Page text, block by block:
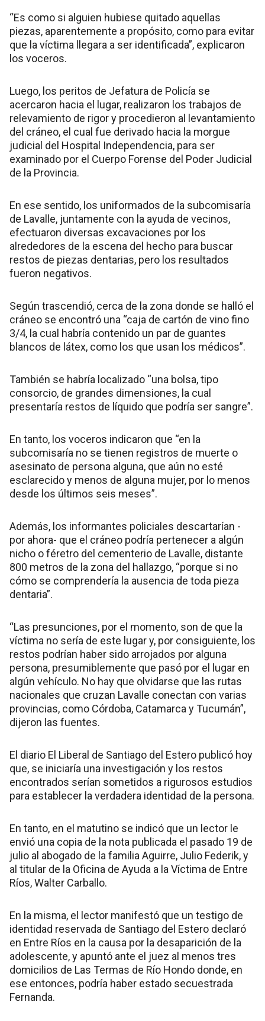
“Es como si alguien hubiese quitado aquellas
piezas, aparentemente a propósito, como para evitar
que la víctima llegara a ser identificada”, explicaron
los voceros.
Luego, los peritos de Jefatura de Policía se
acercaron hacia el lugar, realizaron los trabajos de
relevamiento de rigor y procedieron al levantamiento
del cráneo, el cual fue derivado hacia la morgue
judicial del Hospital Independencia, para ser
examinado por el Cuerpo Forense del Poder Judicial
de la Provincia.
En ese sentido, los uniformados de la subcomisaría
de Lavalle, juntamente con la ayuda de vecinos,
efectuaron diversas excavaciones por los
alrededores de la escena del hecho para buscar
restos de piezas dentarias, pero los resultados
fueron negativos.
Según trascendió, cerca de la zona donde se halló el
cráneo se encontró una “caja de cartón de vino fino
3/4, la cual habría contenido un par de guantes
blancos de látex, como los que usan los médicos”.
También se habría localizado “una bolsa, tipo
consorcio, de grandes dimensiones, la cual
presentaría restos de líquido que podría ser sangre”.
En tanto, los voceros indicaron que “en la
subcomisaría no se tienen registros de muerte o
asesinato de persona alguna, que aún no esté
esclarecido y menos de alguna mujer, por lo menos
desde los últimos seis meses”.
Además, los informantes policiales descartarían -
por ahora- que el cráneo podría pertenecer a algún
nicho o féretro del cementerio de Lavalle, distante
800 metros de la zona del hallazgo, “porque si no
cómo se comprendería la ausencia de toda pieza
dentaria”.
“Las presunciones, por el momento, son de que la
víctima no sería de este lugar y, por consiguiente, los
restos podrían haber sido arrojados por alguna
persona, presumiblemente que pasó por el lugar en
algún vehículo. No hay que olvidarse que las rutas
nacionales que cruzan Lavalle conectan con varias
provincias, como Córdoba, Catamarca y Tucumán”,
dijeron las fuentes.
El diario El Liberal de Santiago del Estero publicó hoy
que, se iniciaría una investigación y los restos
encontrados serían sometidos a rigurosos estudios
para establecer la verdadera identidad de la persona.
En tanto, en el matutino se indicó que un lector le
envió una copia de la nota publicada el pasado 19 de
julio al abogado de la familia Aguirre, Julio Federik, y
al titular de la Oficina de Ayuda a la Víctima de Entre
Ríos, Walter Carballo.
En la misma, el lector manifestó que un testigo de
identidad reservada de Santiago del Estero declaró
en Entre Ríos en la causa por la desaparición de la
adolescente, y apuntó ante el juez al menos tres
domicilios de Las Termas de Río Hondo donde, en
ese entonces, podría haber estado secuestrada
Fernanda.